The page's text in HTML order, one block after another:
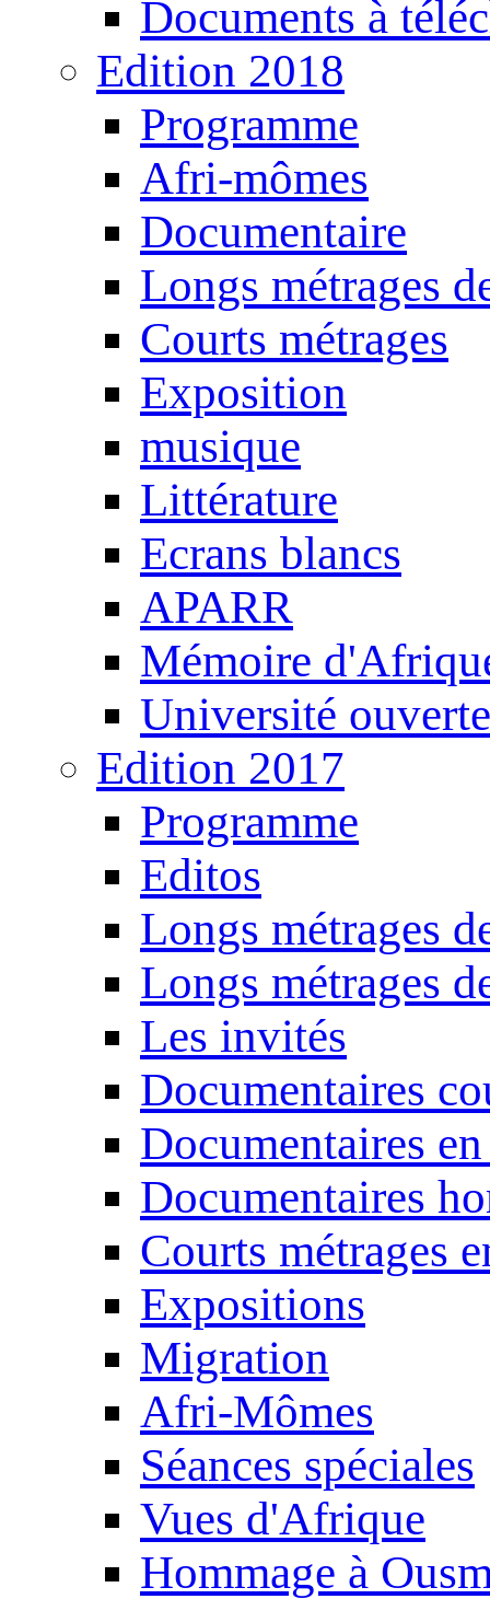
Documents à
Edition 2018
Programme
Afri-mômes
Documentaire
Longs métrages
Courts métrages
Exposition
musique
Littérature
Ecrans blancs
APARR
Mémoire
Université ouverte
Edition 2017
Programme
Editos
Longs métrages
Longs métrages
Les invités
Documentaires
Documentaires
Documentaires
Courts métrages
Expositions
Migration
Afri-Mômes
Séances spéciales
Vues d'Afrique
Hommage à